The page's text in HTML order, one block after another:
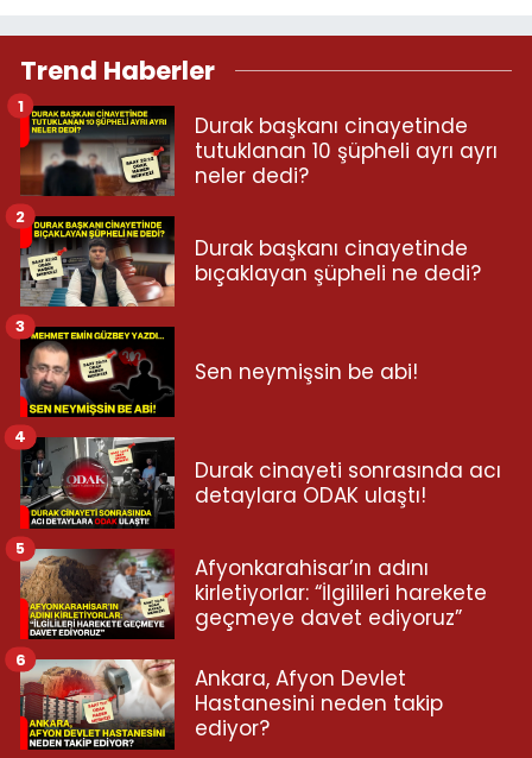
Trend Haberler
Durak başkanı cinayetinde
tutuklanan 10 şüpheli ayrı ayrı
neler dedi?
1
Durak başkanı cinayetinde
bıçaklayan şüpheli ne dedi?
2
Sen neymişsin be abi!
3
Durak cinayeti sonrasında acı
detaylara ODAK ulaştı!
4
Afyonkarahisar’ın adını
kirletiyorlar: “İlgilileri harekete
geçmeye davet ediyoruz”
5
Ankara, Afyon Devlet
Hastanesini neden takip
ediyor?
6